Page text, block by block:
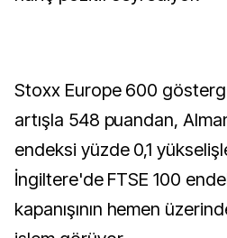
Stoxx Europe 600
artışla 548 puandan,
endeksi yüzde 0,1
İngiltere'de FTSE 100
kapanışının hemen